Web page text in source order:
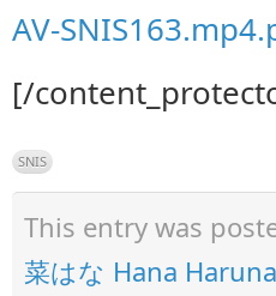
AV-
[/
SNIS
This entry was
菜はな Hana Haruna